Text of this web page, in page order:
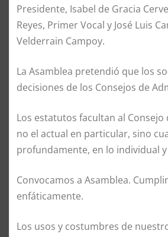
Presidente, Isabel de Gracia
Reyes, Primer Vocal y José Luis
Velderrain Campoy.
La Asamblea pretendió que los
decisiones de los Consejos de
Los estatutos facultan al
no el actual en particular, sino
profundamente, en lo individual
Convocamos a Asamblea.
enfáticamente.
Los usos y costumbres de